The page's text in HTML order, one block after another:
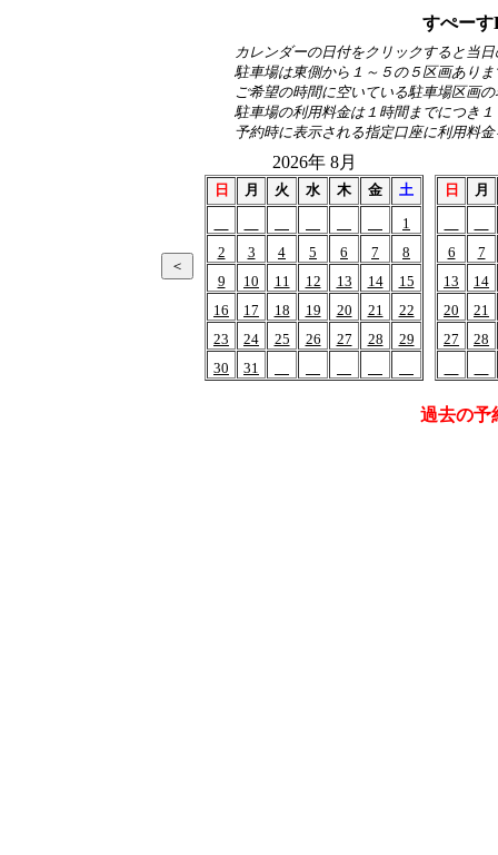
すぺー
カレンダーの日付をクリックすると当
駐車場は東側から１～５の５区画ありま
ご希望の時間に空いている駐車場区画
駐車場の利用料金は１時間までにつき
予約時に表示される指定口座に利用料
2026年 8月
日 月 火 水 木 金
土
1
2
3 4 5 6 7
8
9
10 11 12 13 14
15
16
17 18 19 20 21
22
23
24 25 26 27 28
29
30
31
日 月
6
7
13
14
20
21
27
28
過去の予